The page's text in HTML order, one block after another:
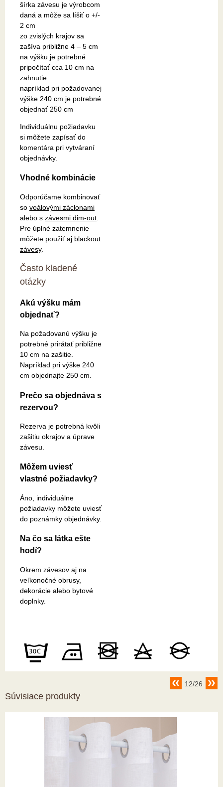
šírka závesu je výrobcom
daná a môže sa líšiť o +/-
2 cm
zo zvislých krajov sa
zašíva približne 4 – 5 cm
na výšku je potrebné
pripočítať cca 10 cm na
zahnutie
napríklad pri požadovanej
výške 240 cm je potrebné
objednať 250 cm
Individuálnu požiadavku
si môžete zapísať do
komentára pri vytváraní
objednávky.
Vhodné kombinácie
Odporúčame kombinovať
so voálovými záclonami
alebo s závesmi dim-out
Pre úplné zatemnenie
môžete použiť aj blackout
závesy.
Často kladené
otázky
Akú výšku mám
objednať?
Na požadovanú výšku je
potrebné prirátať približne
10 cm na zašitie.
Napríklad pri výške 240
cm objednajte 250 cm.
Prečo sa objednáva s
rezervou?
Rezerva je potrebná kvôli
zašitiu okrajov a úprave
závesu.
Môžem uviesť
vlastné požiadavky?
Áno, individuálne
požiadavky môžete uviesť
do poznámky objednávky.
Na čo sa látka ešte
hodí?
Okrem závesov aj na
veľkonočné obrusy,
dekorácie alebo bytové
doplnky.
12/26
Súvisiace produkty